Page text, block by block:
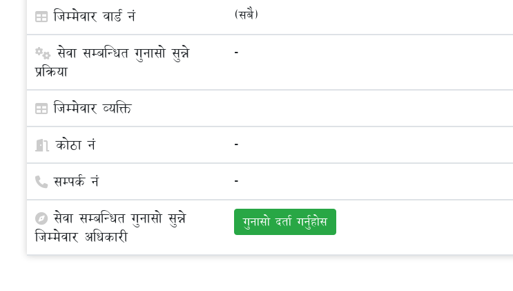
जिम्मेवार वार्ड नं (सबै)
सेवा सम्बन्धित गुनासो सुन्ने
प्रक्रिया
-
जिम्मेवार व्यक्ति
कोठा नं
-
सम्पर्क नं -
सेवा सम्बन्धित गुनासो सुन्ने
जिम्मेवार अधिकारी
गुनासो दर्ता गर्नुहोस